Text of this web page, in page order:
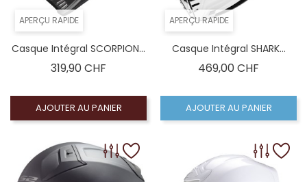
APERÇU RAPIDE
Casque Intégral SCORPION...
319,90 CHF
AJOUTER AU PANIER
APERÇU RAPIDE
Casque Intégral SHARK...
469,00 CHF
AJOUTER AU PANIER